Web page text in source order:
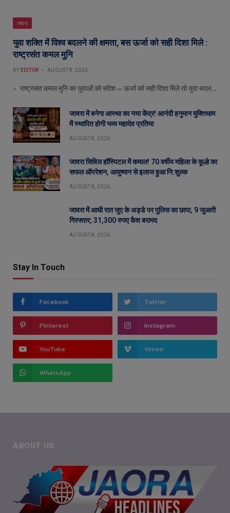
जावरा
युवा शक्ति में विश्व बदलने की क्षमता, बस ऊर्जा को सही दिशा मिले :
राष्ट्रसंत कमल मुनि
BY EDITOR AUGUST 8, 2026
– राष्ट्रसंत कमल मुनि का युवाओं को संदेश—ऊर्जा को सही दिशा मिले तो युवा बदल…
जावरा में बनेगा आस्था का नया केंद्र! आनंदी हनुमान मुक्तिधाम
में स्थापित होगी भव्य महादेव प्रतिमा
AUGUST 8, 2026
जावरा सिविल हॉस्पिटल में कमाल! 70 वर्षीय महिला के कूल्हे का
सफल ऑपरेशन, आयुष्मान से इलाज हुआ नि:शुल्क
AUGUST 8, 2026
जावरा में आधी रात जुए के अड्डे पर पुलिस का छापा, 9 जुआरी
गिरफ्तार; 31,300 रुपए कैश बरामद
AUGUST 8, 2026
Stay In Touch
Facebook Twitter
Pinterest Instagram
YouTube Vimeo
WhatsApp
ABOUT US